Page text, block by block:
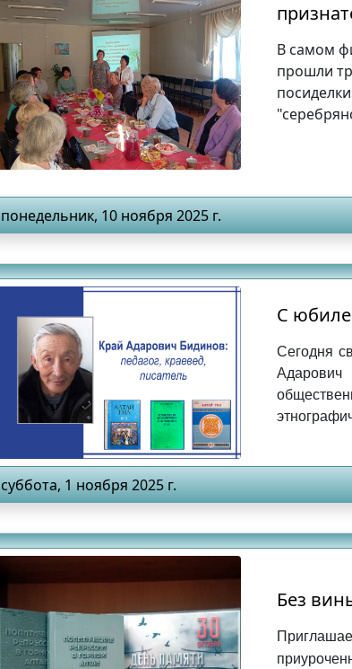
В самом
прошли
понедельник, 10 ноября 2025 г.
С
Сегодня
суббота, 1 ноября 2025 г.
Без